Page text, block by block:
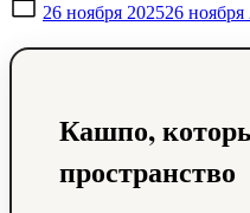
on
26 ноября 202526 ноября
Кашпо,
пространство